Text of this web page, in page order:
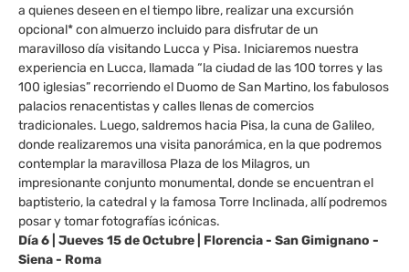
a quienes deseen en el tiempo libre, realizar una excursión
opcional* con almuerzo incluido para disfrutar de un
maravilloso día visitando Lucca y Pisa. Iniciaremos nuestra
experiencia en Lucca, llamada “la ciudad de las 100 torres y las
100 iglesias” recorriendo el Duomo de San Martino, los fabulosos
palacios renacentistas y calles llenas de comercios
tradicionales. Luego, saldremos hacia Pisa, la cuna de Galileo,
donde realizaremos una visita panorámica, en la que podremos
contemplar la maravillosa Plaza de los Milagros, un
impresionante conjunto monumental, donde se encuentran el
baptisterio, la catedral y la famosa Torre Inclinada, allí podremos
posar y tomar fotografías icónicas.
Día 6 | Jueves 15 de Octubre | Florencia - San Gimignano -
Siena - Roma